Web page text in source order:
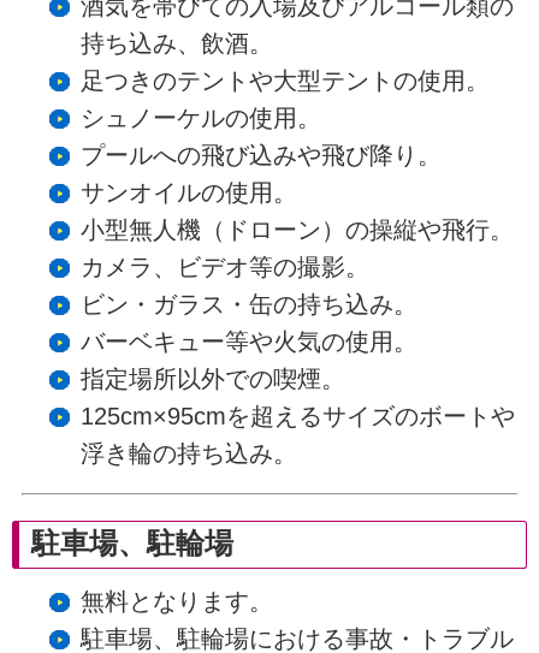
酒気を帯びての入場及びアルコール類の
持ち込み、飲酒。
足つきのテントや大型テントの使用。
シュノーケルの使用。
プールへの飛び込みや飛び降り。
サンオイルの使用。
小型無人機（ドローン）の操縦や飛行。
カメラ、ビデオ等の撮影。
ビン・ガラス・缶の持ち込み。
バーベキュー等や火気の使用。
指定場所以外での喫煙。
125cm×95cmを超えるサイズのボートや
浮き輪の持ち込み。
駐車場、駐輪場
無料となります。
駐車場、駐輪場における事故・トラブル